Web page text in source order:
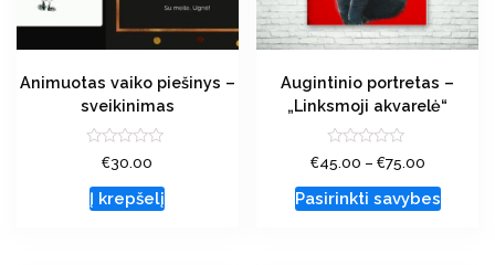
Animuotas vaiko piešinys –
sveikinimas
Įvertinimas:
iš
5
€30.00
Į krepšelį
Augintinio portretas –
„Linksmoji akvarelė“
Įvertinimas:
0
iš
5
€45.00 – €75.00
Pasirinkti savybes